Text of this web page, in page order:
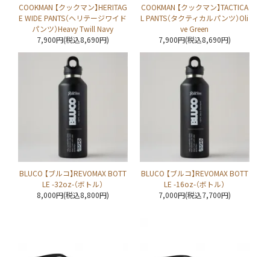
COOKMAN 【クックマン】HERITAG
E WIDE PANTS（ヘリテージワイド
パンツ）Heavy Twill Navy
7,900円(税込8,690円)
COOKMAN 【クックマン】TACTICA
L PANTS（タクティカルパンツ）Oli
ve Green
7,900円(税込8,690円)
BLUCO 【ブルコ】REVOMAX BOTT
LE -32oz-（ボトル）
8,000円(税込8,800円)
BLUCO 【ブルコ】REVOMAX BOTT
LE -16oz-（ボトル）
7,000円(税込7,700円)